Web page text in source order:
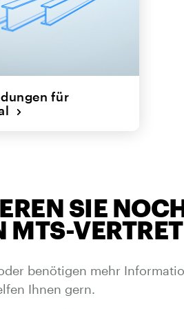
für
SIE
MTS-
benötigen mehr
Ihnen gern.